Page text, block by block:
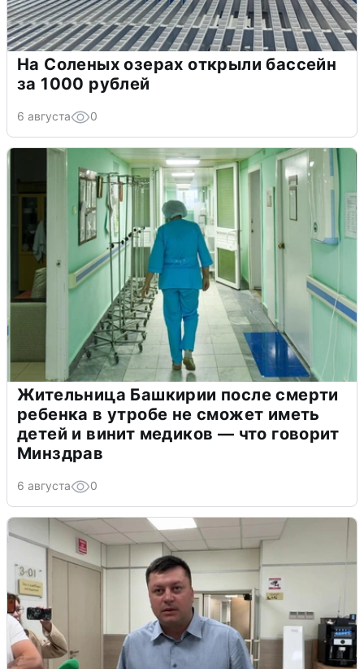
На Соленых озерах открыли бассейн
за 1000 рублей
6 августа 0
Жительница Башкирии после смерти
ребенка в утробе не сможет иметь
детей и винит медиков — что говорит
Минздрав
6 августа 0